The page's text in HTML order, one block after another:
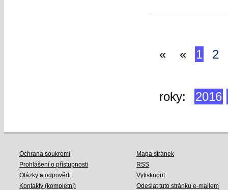
« « 1 2
roky: 2016
Ochrana soukromí
Prohlášení o přístupnosti
Otázky a odpovědi
Kontakty (kompletní)
Mapa stránek
RSS
Vytisknout
Odeslat tuto stránku e-mailem